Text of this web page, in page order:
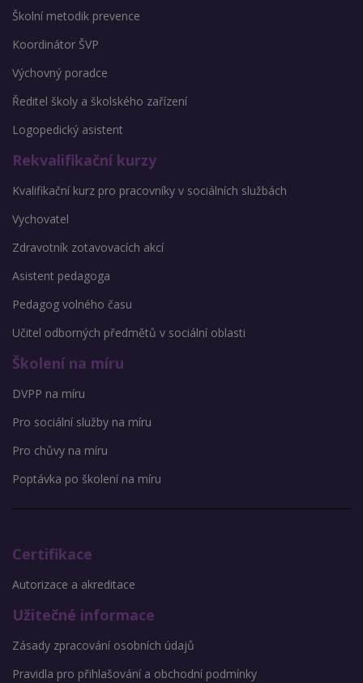
Školní metodik prevence
Koordinátor ŠVP
Výchovný poradce
Ředitel školy a školského zařízení
Logopedický asistent
Rekvalifikační kurzy
Kvalifikační kurz pro pracovníky v sociálních službách
Vychovatel
Zdravotník zotavovacích akcí
Asistent pedagoga
Pedagog volného času
Učitel odborných předmětů v sociální oblasti
Školení na míru
DVPP na míru
Pro sociální služby na míru
Pro chůvy na míru
Poptávka po školení na míru
Certifikace
Autorizace a akreditace
Užitečné informace
Zásady zpracování osobních údajů
Pravidla pro přihlašování a obchodní podmínky